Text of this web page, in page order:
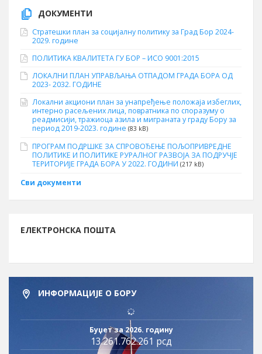
ДОКУМЕНТИ
Стратешки план за социјалну политику за Град Бор 2024-
2029. године
ПОЛИТИКА КВАЛИТЕТА ГУ БОР – ИСО 9001:2015
ЛОКАЛНИ ПЛАН УПРАВЉАЊА ОТПАДОМ ГРАДА БОРА ОД
2023- 2032. ГОДИНЕ
Локални акциони план за унапређење положаја избеглих,
интерно расељених лица, повратника по споразуму о
реадмисији, тражиоца азила и миграната у граду Бору за
период 2019-2023. године (83 kB)
ПРОГРАМ ПОДРШКЕ ЗА СПРОВОЂЕЊЕ ПОЉОПРИВРЕДНЕ
ПОЛИТИКЕ И ПОЛИТИКЕ РУРАЛНОГ РАЗВОЈА ЗА ПОДРУЧЈЕ
ТЕРИТОРИЈЕ ГРАДА БОРА У 2022. ГОДИНИ (217 kB)
Сви документи
ЕЛЕКТРОНСКА ПОШТА
ИНФОРМАЦИЈЕ О БОРУ
Буџет за 2026. годину
13.261.762.261 рсд